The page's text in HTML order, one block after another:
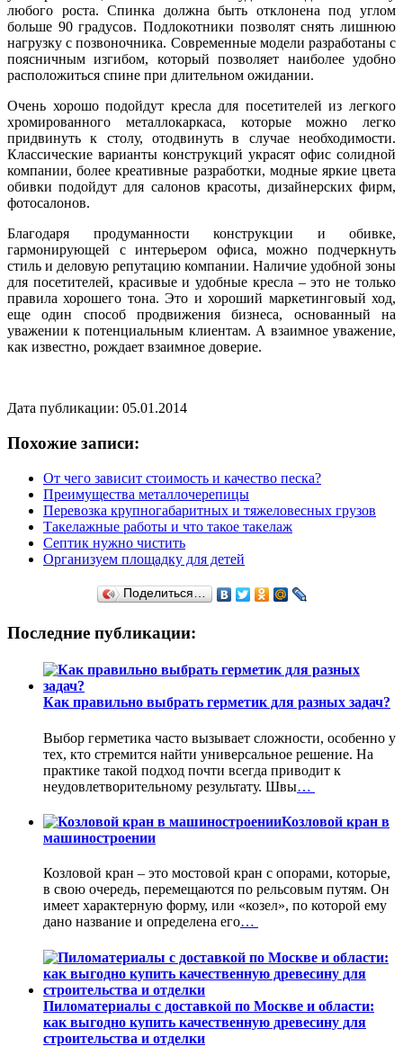
любого роста. Спинка должна быть отклонена под углом
больше 90 градусов. Подлокотники позволят снять лишнюю
нагрузку с позвоночника. Современные модели разработаны с
поясничным изгибом, который позволяет наиболее удобно
расположиться спине при длительном ожидании.
Очень хорошо подойдут кресла для посетителей из легкого
хромированного металлокаркаса, которые можно легко
придвинуть к столу, отодвинуть в случае необходимости.
Классические варианты конструкций украсят офис солидной
компании, более креативные разработки, модные яркие цвета
обивки подойдут для салонов красоты, дизайнерских фирм,
фотосалонов.
Благодаря продуманности конструкции и обивке,
гармонирующей с интерьером офиса, можно подчеркнуть
стиль и деловую репутацию компании. Наличие удобной зоны
для посетителей, красивые и удобные кресла – это не только
правила хорошего тона. Это и хороший маркетинговый ход,
еще один способ продвижения бизнеса, основанный на
уважении к потенциальным клиентам. А взаимное уважение,
как известно, рождает взаимное доверие.
Дата публикации: 05.01.2014
Похожие записи:
От чего зависит стоимость и качество песка?
Преимущества металлочерепицы
Перевозка крупногабаритных и тяжеловесных грузов
Такелажные работы и что такое такелаж
Септик нужно чистить
Организуем площадку для детей
Поделиться…
Последние публикации:
Как правильно выбрать герметик для разных задач?
Выбор герметика часто вызывает сложности, особенно у
тех, кто стремится найти универсальное решение. На
практике такой подход почти всегда приводит к
неудовлетворительному результату. Швы…
Козловой кран в
машиностроении
Козловой кран – это мостовой кран с опорами, которые,
в свою очередь, перемещаются по рельсовым путям. Он
имеет характерную форму, или «козел», по которой ему
дано название и определена его…
Пиломатериалы с доставкой по Москве и области:
как выгодно купить качественную древесину для
строительства и отделки